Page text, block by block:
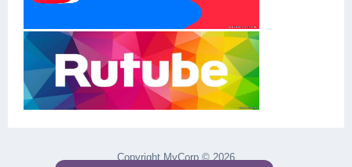
Copyright MyCorp © 2026